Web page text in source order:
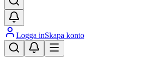
Logga inSkapa konto